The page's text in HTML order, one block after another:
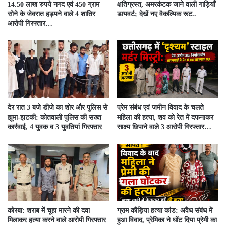
14.50 लाख रुपये नगद एवं 450 ग्राम
सोने के जेवरात हड़पने वाले 4 शातिर
आरोपी गिरफ्तार…
क्षतिग्रस्त, अमरकंटक जाने वाली गाड़ियाँ
डायवर्ट; देखें नए वैकल्पिक रूट..
देर रात 3 बजे डीजे का शोर और पुलिस से
झूमा-झटकी: कोतवाली पुलिस की सख्त
कार्रवाई, 4 युवक व 3 युवतियां गिरफ्तार
प्रेम संबंध एवं जमीन विवाद के चलते
महिला की हत्या, शव को रेत में दफनाकर
साक्ष्य छिपाने वाले 3 आरोपी गिरफ्तार…
कोरबा: शराब में चूहा मारने की दवा
मिलाकर हत्या करने वाले आरोपी गिरफ्तार
ग्राम कौड़िया हत्या कांड: अवैध संबंध में
हुआ विवाद, प्रेमिका ने घोंट दिया प्रेमी का